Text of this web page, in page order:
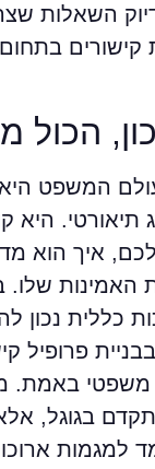
השאלות
קישורים
הכול
המשפט היא
היא
איך הוא מדרג
שלו.
כללית נכון
פרופיל
באמת.
בגוגל,
למגמות